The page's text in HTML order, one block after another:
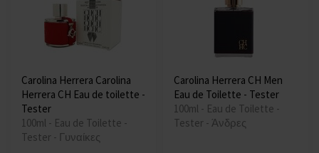
Carolina Herrera Carolina
Herrera CH Eau de toilette -
Tester
100ml - Eau de Toilette -
Tester - Γυναίκες
Carolina Herrera CH Men
Eau de Toilette - Tester
100ml - Eau de Toilette -
Tester - Άνδρες